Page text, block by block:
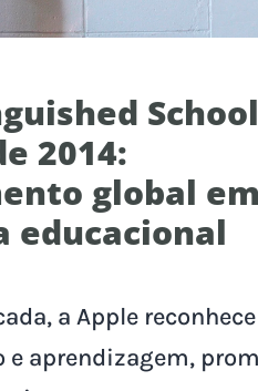
School
2014:
global
educacional
a Apple
e aprendizagem,